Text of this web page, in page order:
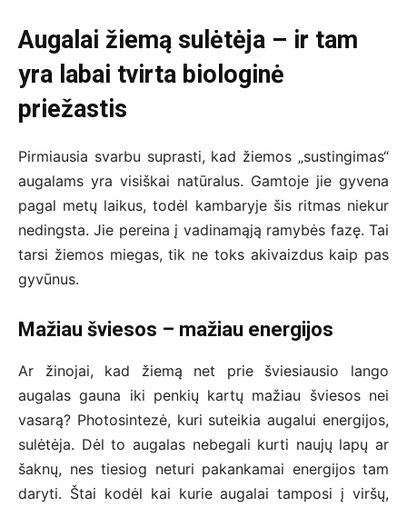
Augalai žiemą sulėtėja – ir tam
yra labai tvirta biologinė
priežastis
Pirmiausia svarbu suprasti, kad žiemos „sustingimas“
augalams yra visiškai natūralus. Gamtoje jie gyvena
pagal metų laikus, todėl kambaryje šis ritmas niekur
nedingsta. Jie pereina į vadinamąją ramybės fazę. Tai
tarsi žiemos miegas, tik ne toks akivaizdus kaip pas
gyvūnus.
Mažiau šviesos – mažiau energijos
Ar žinojai, kad žiemą net prie šviesiausio lango
augalas gauna iki penkių kartų mažiau šviesos nei
vasarą? Photosintezė, kuri suteikia augalui energijos,
sulėtėja. Dėl to augalas nebegali kurti naujų lapų ar
šaknų, nes tiesiog neturi pakankamai energijos tam
daryti. Štai kodėl kai kurie augalai tamposi į viršų,